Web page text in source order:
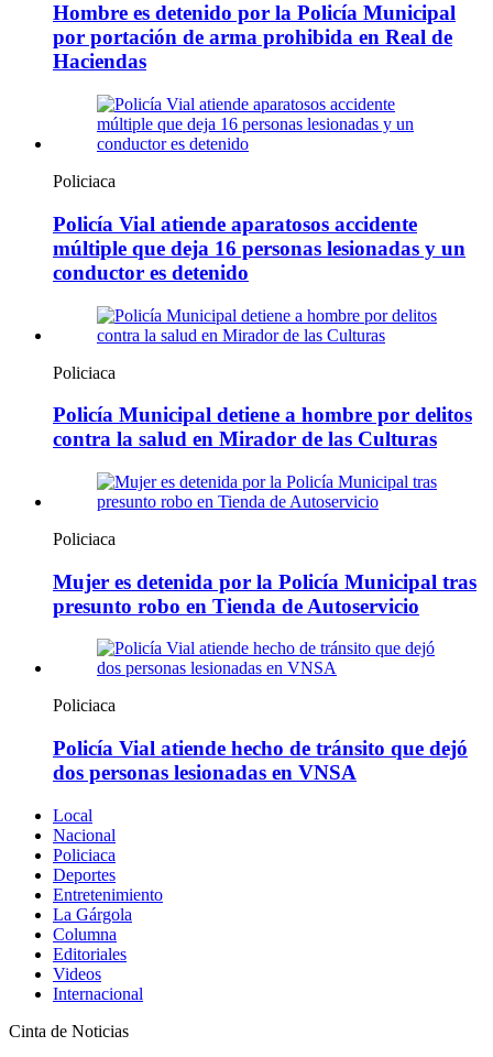
Hombre es detenido por la Policía Municipal
por portación de arma prohibida en Real de
Haciendas
Policiaca
Policía Vial atiende aparatosos accidente
múltiple que deja 16 personas lesionadas y un
conductor es detenido
Policiaca
Policía Municipal detiene a hombre por delitos
contra la salud en Mirador de las Culturas
Policiaca
Mujer es detenida por la Policía Municipal tras
presunto robo en Tienda de Autoservicio
Policiaca
Policía Vial atiende hecho de tránsito que dejó
dos personas lesionadas en VNSA
Local
Nacional
Policiaca
Deportes
Entretenimiento
La Gárgola
Columna
Editoriales
Videos
Internacional
Cinta de Noticias